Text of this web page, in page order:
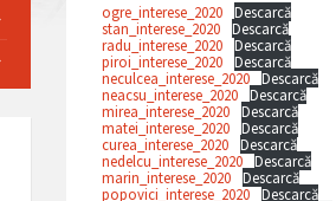
ogre_interese_2020
Descarcă
stan_interese_2020
Descarcă
radu_interese_2020
Descarcă
piroi_interese_2020
Descarcă
neculcea_interese_2020
Descarcă
neacsu_interese_2020
Descarcă
mirea_interese_2020
Descarcă
matei_interese_2020
Descarcă
curea_interese_2020
Descarcă
nedelcu_interese_2020
Descarcă
marin_interese_2020
Descarcă
popovici_interese_2020
Descarcă